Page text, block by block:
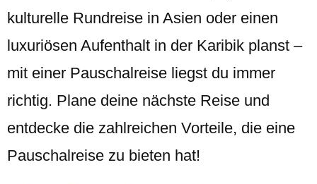
kulturelle Rundreise in Asien oder einen
luxuriösen Aufenthalt in der Karibik planst –
mit einer Pauschalreise liegst du immer
richtig. Plane deine nächste Reise und
entdecke die zahlreichen Vorteile, die eine
Pauschalreise zu bieten hat!